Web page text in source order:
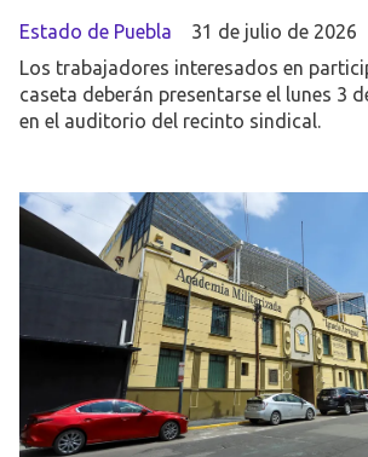
Estado de Puebla
31 de julio de 2026
Los trabajadores interesados en
caseta deberán presentarse el lunes 3
en el auditorio del recinto sindical.